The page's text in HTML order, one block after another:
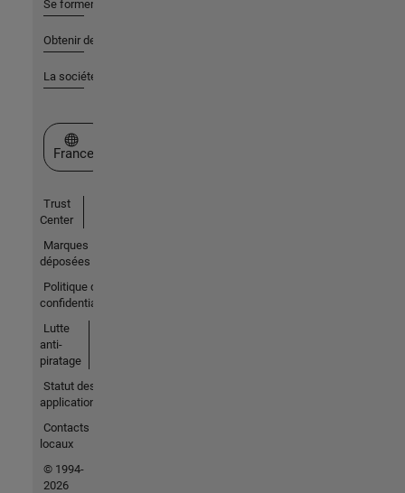
Se former
Obtenir de l'aide
La société
Sélectionner un site web
France
Trust
Center
Marques
déposées
Politique de
confidentialité
Lutte
anti-
piratage
Statut des
applications
Contacts
locaux
© 1994-
2026